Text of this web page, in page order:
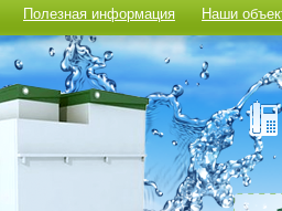
Полезная информация Наши